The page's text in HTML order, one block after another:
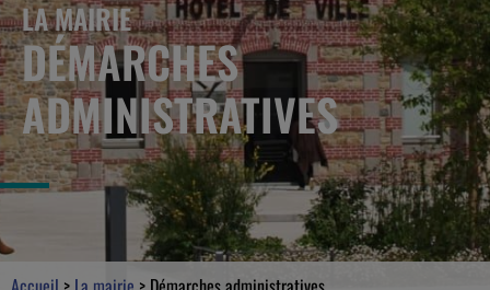
LA MAIRIE
DÉMARCHES
ADMINISTRATIVES